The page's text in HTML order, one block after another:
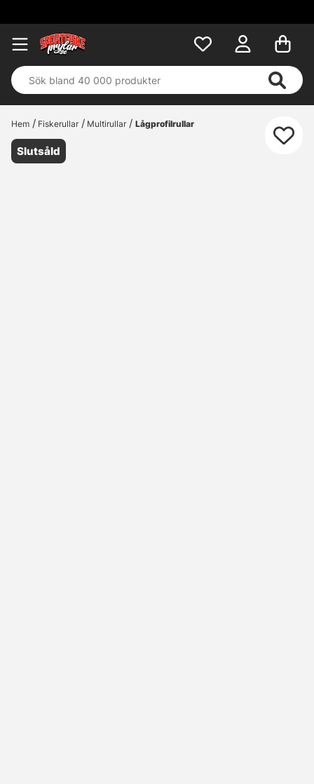
Hem Fiskerullar Multirullar Lågprofilrullar
Slutsåld